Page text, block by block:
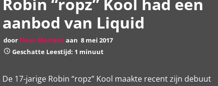
aanbod van Liquid
door Fleur Mertensaan 8 mei 2017
Geschatte Leestijd: 1 minuut
De 17-jarige Robin “ropz” Kool maakte recent zijn debuut